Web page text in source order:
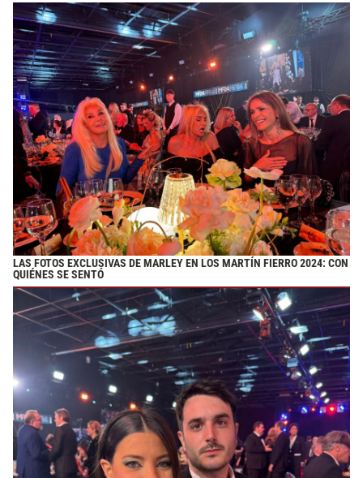
LAS FOTOS EXCLUSIVAS DE MARLEY EN LOS MARTÍN FIERRO 2024: CON
QUIÉNES SE SENTÓ